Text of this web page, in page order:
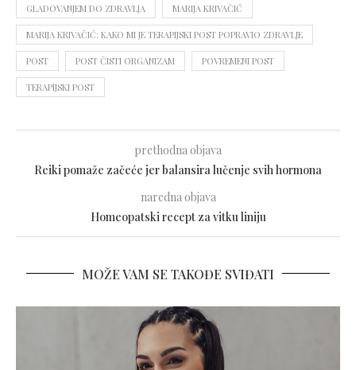
GLADOVANJEM DO ZDRAVLJA MARIJA KRIVAČIĆ
MARIJA KRIVAČIĆ: KAKO MI JE TERAPIJSKI POST POPRAVIO ZDRAVLJE
POST POST ČISTI ORGANIZAM POVREMENI POST
TERAPIJSKI POST
prethodna objava
Reiki pomaže začeće jer balansira lučenje svih hormona
naredna objava
Homeopatski recept za vitku liniju
MOŽE VAM SE TAKOĐE SVIĐATI